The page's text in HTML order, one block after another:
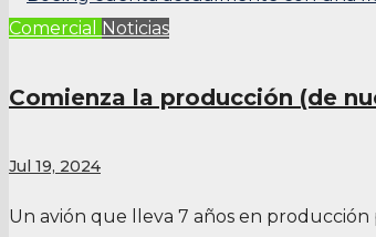
Comercial Noticias
Comienza la producción (de
Jul 19, 2024
Un avión que lleva 7 años en